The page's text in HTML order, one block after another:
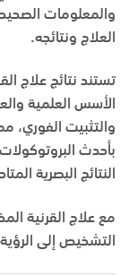
والمعلومات
العلاج ونتائجه.
الأسس العلمية
والتثبيت الفوري،
بأحدث
النتائج البصرية
مع
التشخيص إلى